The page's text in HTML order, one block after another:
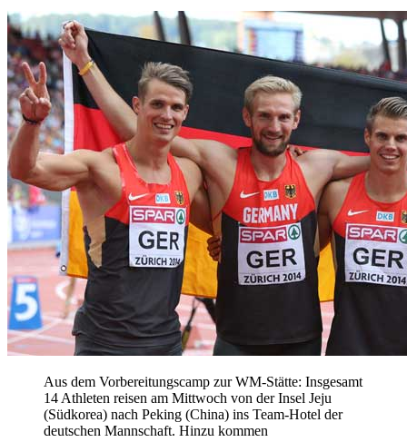
Aus dem Vorbereitungscamp zur WM-Stätte: Insgesamt
14 Athleten reisen am Mittwoch von der Insel Jeju
(Südkorea) nach Peking (China) ins Team-Hotel der
deutschen Mannschaft. Hinzu kommen